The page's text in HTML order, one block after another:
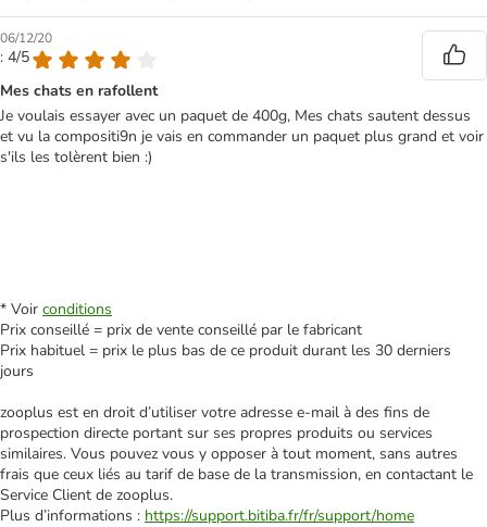
06/12/20
: 4/5
Mes chats en rafollent
Je voulais essayer avec un paquet de 400g, Mes chats sautent dessus
et vu la compositi9n je vais en commander un paquet plus grand et voir
s'ils les tolèrent bien :)
* Voir conditions
Prix conseillé = prix de vente conseillé par le fabricant
Prix habituel = prix le plus bas de ce produit durant les 30 derniers
jours
zooplus est en droit d’utiliser votre adresse e‑mail à des fins de
prospection directe portant sur ses propres produits ou services
similaires. Vous pouvez vous y opposer à tout moment, sans autres
frais que ceux liés au tarif de base de la transmission, en contactant le
Service Client de zooplus.
Plus d’informations : https://support.bitiba.fr/fr/support/home